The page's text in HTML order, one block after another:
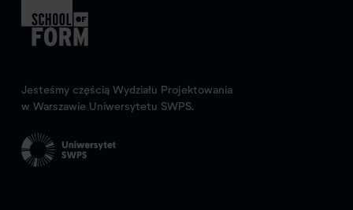
Jesteśmy częścią Wydziału Projektowania
w Warszawie Uniwersytetu SWPS.